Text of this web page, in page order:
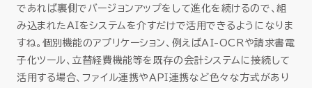
であれば裏側でバージョンアップをして進化を続けるので、組
み込まれたAIをシステムを介すだけで活用できるようになりま
すね。個別機能のアプリケーション、例えばAI-OCRや請求書電
子化ツール、立替経費機能等を既存の会計システムに接続して
活用する場合、ファイル連携やＡＰＩ連携など色々な方式があり